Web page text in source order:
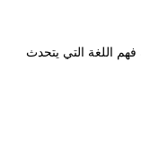
اللغة التي يتحدث